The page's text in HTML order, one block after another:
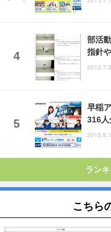
部活
指針
早稲
316人
ラン
こちら